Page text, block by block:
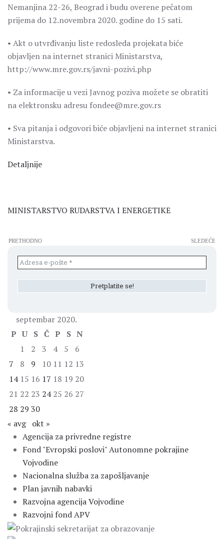
Nemanjina 22-26, Beograd i budu overene pečatom
prijema do 12.novembra 2020. godine do 15 sati.
• Akt o utvrđivanju liste redosleda projekata biće
objavljen na internet stranici Ministarstva,
http://www.mre.gov.rs/javni-pozivi.php
• Za informacije u vezi Javnog poziva možete se obratiti
na elektronsku adresu fondee@mre.gov.rs
• Sva pitanja i odgovori biće objavljeni na internet stranici
Ministarstva.
Detaljnije
MINISTARSTVO RUDARSTVA I ENERGETIKE
PRETHODNO SLEDEĆE
septembar 2020.
P U S Č P S N
1
2 3 4 5
6
7
8 9 10 11 12 13
14 15 16 17 18 19 20
21 22 23 24 25 26 27
28 29 30
« avg okt »
Agencija za privredne registre
Fond "Evropski poslovi" Autonomne pokrajine
Vojvodine
Nacionalna služba za zapošljavanje
Plan javnih nabavki
Razvojna agencija Vojvodine
Razvojni fond APV